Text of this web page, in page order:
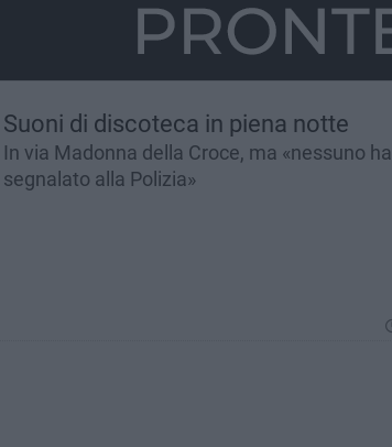
Suoni di discoteca in piena notte
In via Madonna della Croce, ma «nessuno ha
segnalato alla Polizia»